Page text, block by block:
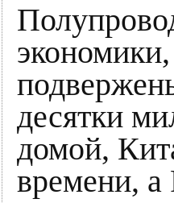
десятки
домой,
времени, а